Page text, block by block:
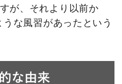
が、それより以前か
な風習があったという